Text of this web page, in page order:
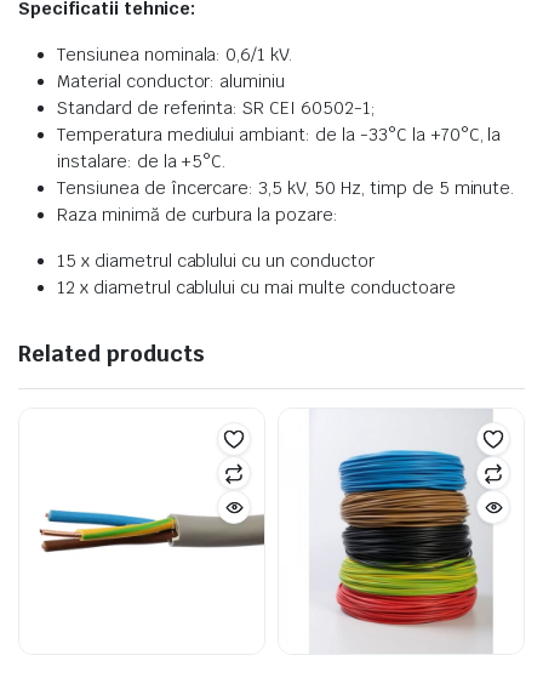
Specificatii tehnice:
Tensiunea nominala: 0,6/1 kV.
Material conductor: aluminiu
Standard de referinta: SR CEI 60502-1;
Temperatura mediului ambiant: de la -33°C la +70°C, la
instalare: de la +5°C.
Tensiunea de încercare: 3,5 kV, 50 Hz, timp de 5 minute.
Raza minimă de curbura la pozare:
15 x diametrul cablului cu un conductor
12 x diametrul cablului cu mai multe conductoare
Related products